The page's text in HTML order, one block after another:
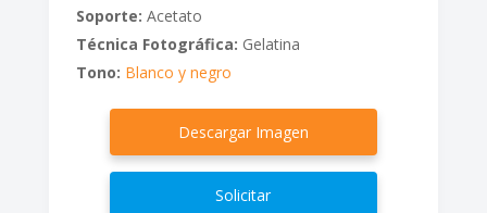
Soporte: Acetato
Técnica Fotográfica: Gelatina
Tono: Blanco y negro
Descargar Imagen
Solicitar